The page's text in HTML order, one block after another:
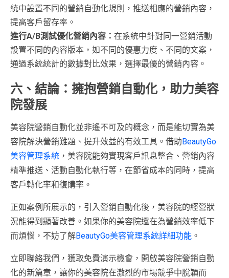
統中設置不同的營銷自動化規則，推送相應的營銷內容，
提高客戶留存率。
進行A/B測試優化營銷內容： 在系統中針對同一營銷活動
設置不同的內容版本，如不同的優惠力度、不同的文案，
通過系統統計的數據對比效果，選擇最優的營銷內容。
六、結論：擁抱營銷自動化，助力美容
院發展
美容院營銷自動化並非遙不可及的概念，而是能切實為美
容院解決營銷難題、提升效益的有效工具。借助BeautyGo
美容管理系統 ，美容院能夠實現客戶訊息整合、營銷內容
精準推送、活動自動化執行等，在節省成本的同時，提高
客戶轉化率和復購率。
正如案例所展示的，引入營銷自動化後，美容院的經營狀
況能得到顯著改善。如果你的美容院還在為營銷效率低下
而煩惱，不妨了解BeautyGo美容管理系統詳細功能 。
立即聯絡我們，獲取免費演示機會，開啟美容院營銷自動
化的新篇章，讓你的美容院在激烈的市場競爭中脫穎而